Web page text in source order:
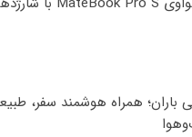
باران؛ همراه هوشمند سفر،